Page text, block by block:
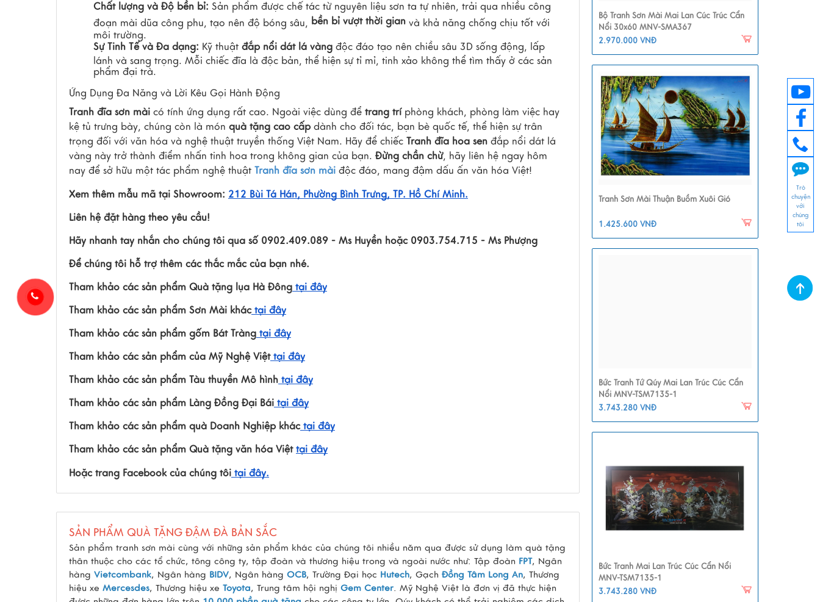
Chất lượng và Độ bền bỉ: Sản phẩm được chế tác từ nguyên liệu sơn ta tự nhiên, trải qua nhiều công
đoạn mài dũa công phu, tạo nên độ bóng sâu, bền bỉ vượt thời gian và khả năng chống chịu tốt với
môi trường.
Sự Tinh Tế và Đa dạng: Kỹ thuật đắp nổi dát lá vàng độc đáo tạo nên chiều sâu 3D sống động, lấp
lánh và sang trọng. Mỗi chiếc đĩa là độc bản, thể hiện sự tỉ mỉ, tinh xảo không thể tìm thấy ở các sản
phẩm đại trà.
Ứng Dụng Đa Năng và Lời Kêu Gọi Hành Động
Tranh đĩa sơn mài có tính ứng dụng rất cao. Ngoài việc dùng để trang tríphòng khách, phòng làm việc hay
kệ tủ trưng bày, chúng còn là món quà tặng cao cấp dành cho đối tác, bạn bè quốc tế, thể hiện sự trân
trọng đối với văn hóa và nghệ thuật truyền thống Việt Nam. Hãy để chiếc Tranh đĩa hoa sen đắp nổi dát lá
vàng này trở thành điểm nhấn tinh hoa trong không gian của bạn. Đừng chần chừ, hãy liên hệ ngay hôm
nay để sở hữu một tác phẩm nghệ thuật Tranh đĩa sơn mài độc đáo, mang đậm dấu ấn văn hóa Việt!
Xem thêm mẫu mã tại Showroom: 212 Bùi Tá Hán, Phường Bình Trưng, TP. Hồ Chí Minh.
Liên hệ đặt hàng theo yêu cầu!
Hãy nhanh tay nhắn cho chúng tôi qua số 0902.409.089 - Ms Huyền hoặc 0903.754.715 - Ms Phượng
Để chúng tôi hỗ trợ thêm các thắc mắc của bạn nhé.
Tham khảo các sản phẩm Quà tặng lụa Hà Đông tại đây
Tham khảo các sản phẩm Sơn Mài kháctại đây
Tham khảo các sản phẩm gốm Bát Tràng tại đây
Tham khảo các sản phẩm của Mỹ Nghệ Việttại đây
Tham khảo các sản phẩm Tàu thuyền Mô hình tại đây
Tham khảo các sản phẩm Làng Đồng Đại Bái tại đây
Tham khảo các sản phẩm quà Doanh Nghiệp kháctại đây
Tham khảo các sản phẩm Quà tặng văn hóa Việt tại đây
Hoặc trang Facebook của chúng tôi tại đây.
SẢN PHẨM QUÀ TẶNG ĐẬM ĐÀ BẢN SẮC
Sản phẩm tranh sơn mài cùng với những sản phẩm khác của chúng tôi nhiều năm qua được sử dụng làm quà tặng
thân thuộc cho các tổ chức, tông công ty, tập đoàn và thương hiệu trong và ngoài nước như: Tập đoàn FPT, Ngân
hàng Vietcombank, Ngân hàng BIDV, Ngân hàng OCB, Trường Đại học Hutech, Gạch Đồng Tâm Long An, Thương
hiệu xe Mercesdes, Thương hiệu xe Toyota, Trung tâm hội nghị Gem Center. Mỹ Nghệ Việt là đơn vị đã thực hiện
Bộ Tranh Sơn Mài Mai Lan Cúc Trúc Cẩn
Nổi 30x60 MNV-SMA367
2.970.000 VNĐ
Tranh Sơn Mài Thuận Buồm Xuôi Gió
1.425.600 VNĐ
Bức Tranh Tứ Qúy Mai Lan Trúc Cúc Cẩn
Nổi MNV-TSM7135-1
3.743.280 VNĐ
Bức Tranh Mai Lan Trúc Cúc Cẩn Nổi
MNV-TSM7135-1
3.743.280 VNĐ
Trò
chuyện
với
chúng
tôi